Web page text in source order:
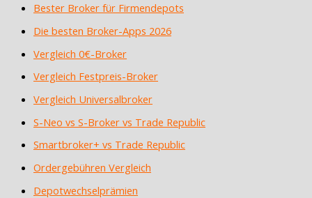
Bester Broker für Firmendepots
Die besten Broker-Apps 2026
Vergleich 0€-Broker
Vergleich Festpreis-Broker
Vergleich Universalbroker
S-Neo vs S-Broker vs Trade Republic
Smartbroker+ vs Trade Republic
Ordergebühren Vergleich
Depotwechselprämien